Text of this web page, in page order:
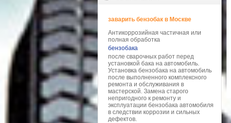
заварить бензобак в Москве
Антикоррозийная частичная или
полная обработка
бензобака
после сварочных работ перед
установкой бака на автомобиль.
Установка бензобака на автомобиль
после выполненного комплексного
ремонта и обслуживания в
мастерской. Замена старого
непригодного к ремонту и
эксплуатации бензобака автомобиля
в следствии коррозии и сильных
дефектов.